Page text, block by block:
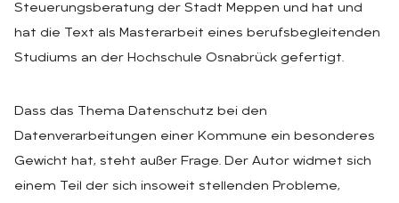
Steuerungsberatung der Stadt Meppen und hat und
hat die Text als Masterarbeit eines berufsbegleitenden
Studiums an der Hochschule Osnabrück gefertigt.
Dass das Thema Datenschutz bei den
Datenverarbeitungen einer Kommune ein besonderes
Gewicht hat, steht außer Frage. Der Autor widmet sich
einem Teil der sich insoweit stellenden Probleme,